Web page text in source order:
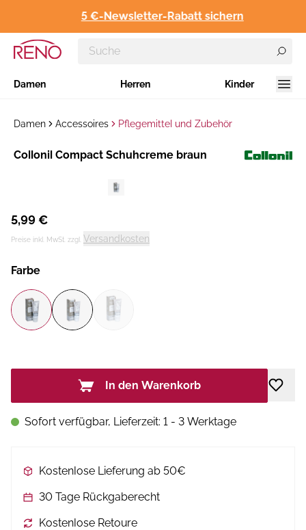
5 €-Newsletter-Rabatt sichern
Damen Herren Kinder
Damen Accessoires Pflegemittel und Zubehör
Hersteller :
Collonil Compact Schuhcreme braun
5,99 €
Preise inkl. MwSt. zzgl. Versandkosten
Farbe
In den Warenkorb
Sofort verfügbar, Lieferzeit: 1 - 3 Werktage
Kostenlose Lieferung ab 50€
30 Tage Rückgaberecht
Kostenlose Retoure